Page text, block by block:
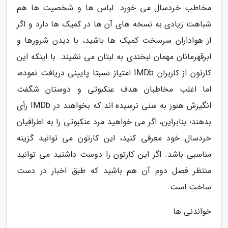
مخاطب خردسال می خورد. لباس ها و شخصیت ها هم
شباهت زیادی به نسخه های آن ها در کمیک ها دارد و اگر
از هواداران سرسخت کمیک ها باشید، با دیدن شرورها و
ابرقهرمانان مهمان لبخندی به لبتان می نشیند. با اینکه این
کارتون از کاربران IMDb امتیاز نسبتا پایینی دریافت نموده،
اما اغلب مخاطبان هدف عنکبوتی و دوستان شگفت
انگیزش هنوز به سنی نرسیده اند که بخواهند در IMDb رأی
بدهند؛ بنابراین، اگر می خواهید مرد عنکبوتی را به اطرافیان
خردسال خود معرفی کنید، این کارتون می توانید گزینه
مناسبی باشد. اگر این کارتون را دوست داشتید می توانید
منتظر فصل دوم آن هم باشید که طبق اخبار در دست
ساخت است.
خواندنی ها